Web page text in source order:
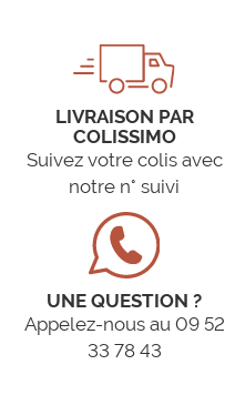
LIVRAISON PAR
COLISSIMO
Suivez votre colis avec
notre n° suivi
UNE QUESTION ?
Appelez-nous au 09 52
33 78 43